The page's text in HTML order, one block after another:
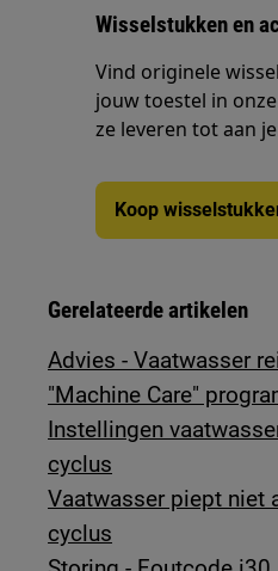
Wisselstukken en
Vind originele
jouw toestel in
ze leveren tot aan
Koop
Gerelateerde artikelen
Advies - Vaatwasser
"Machine Care"
Instellingen
cyclus
Vaatwasser piept niet
cyclus